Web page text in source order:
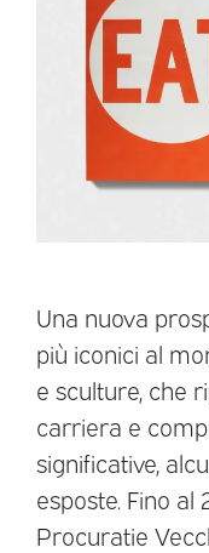
Una nuova
più iconici al
e sculture, che
carriera e
significative,
esposte. Fino
Procuratie